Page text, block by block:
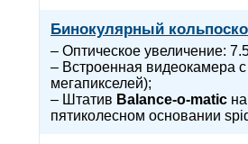
Бинокулярный
– Оптическое увеличение:
– Встроенная видеокамера
мегапикселей);
– Штатив Balance-o-matic
пятиколесном основании